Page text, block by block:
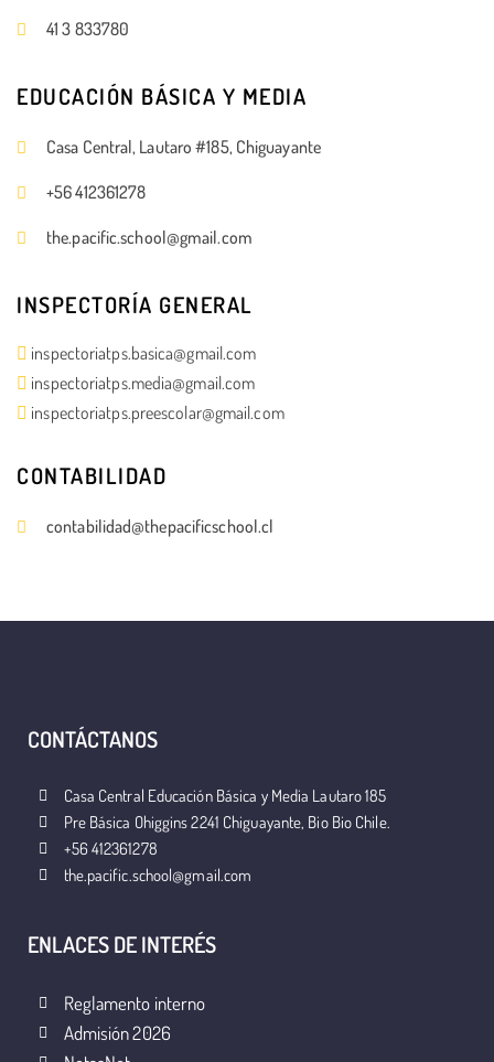
41 3 833780
EDUCACIÓN BÁSICA Y MEDIA
Casa Central, Lautaro #185, Chiguayante
+56 412361278
the.pacific.school@gmail.com
INSPECTORÍA GENERAL
inspectoriatps.basica@gmail.com
inspectoriatps.media@gmail.com
inspectoriatps.preescolar@gmail.com
CONTABILIDAD
contabilidad@thepacificschool.cl
CONTÁCTANOS
Casa Central Educación Básica y Media Lautaro 185
Pre Básica Ohiggins 2241 Chiguayante, Bio Bio Chile.
+56 412361278
the.pacific.school@gmail.com
ENLACES DE INTERÉS
Reglamento interno
Admisión 2026